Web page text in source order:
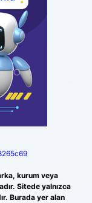
kurum veya
Sitede yalnızca
Burada yer alan